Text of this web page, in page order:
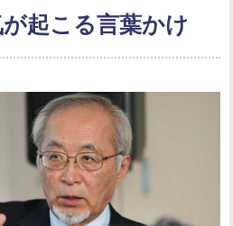
起こる言葉かけ